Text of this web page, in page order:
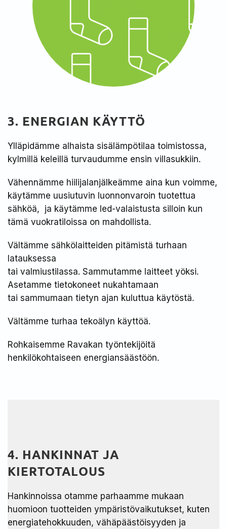
3. ENERGIAN KÄYTTÖ
Ylläpidämme alhaista sisälämpötilaa toimistossa,
kylmillä keleillä turvaudumme ensin villasukkiin.
Vähennämme hiilijalanjälkeämme aina kun voimme,
käytämme uusiutuvin luonnonvaroin tuotettua
sähköä, ja käytämme led-valaistusta silloin kun
tämä vuokratiloissa on mahdollista.
Vältämme sähkölaitteiden pitämistä turhaan
latauksessa
tai valmiustilassa. Sammutamme laitteet yöksi.
Asetamme tietokoneet nukahtamaan
tai sammumaan tietyn ajan kuluttua käytöstä.
Vältämme turhaa tekoälyn käyttöä.
Rohkaisemme Ravakan työntekijöitä
henkilökohtaiseen energiansäästöön.
4. HANKINNAT JA
KIERTOTALOUS
Hankinnoissa otamme parhaamme mukaan
huomioon tuotteiden ympäristövaikutukset, kuten
energiatehokkuuden, vähäpäästöisyyden ja